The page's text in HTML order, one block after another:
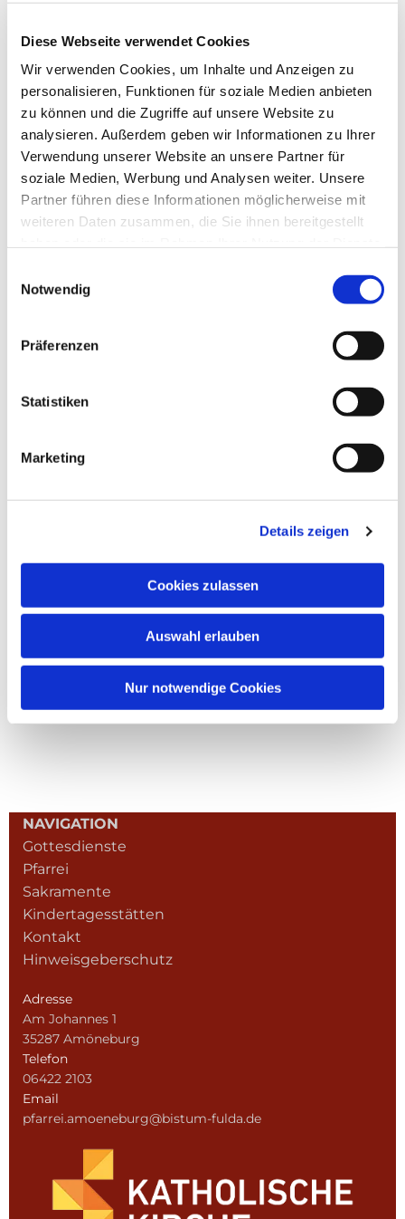
Diese Webseite verwendet Cookies
Wir verwenden Cookies, um Inhalte und Anzeigen zu
personalisieren, Funktionen für soziale Medien anbieten
zu können und die Zugriffe auf unsere Website zu
analysieren. Außerdem geben wir Informationen zu Ihrer
Verwendung unserer Website an unsere Partner für
soziale Medien, Werbung und Analysen weiter. Unsere
Partner führen diese Informationen möglicherweise mit
weiteren Daten zusammen, die Sie ihnen bereitgestellt
Notwendig
Präferenzen
Statistiken
Marketing
Details zeigen
Cookies zulassen
Auswahl erlauben
Nur notwendige Cookies
Dies könnte Sie auch
NAVIGATION
Gottesdienste
Pfarrei
Sakramente
Kindertagesstätten
Kontakt
Hinweisgeberschutz
Adresse
Am Johannes 1
35287 Amöneburg
Telefon
06422 2103
Email
pfarrei.amoeneburg@bistum-fulda.de